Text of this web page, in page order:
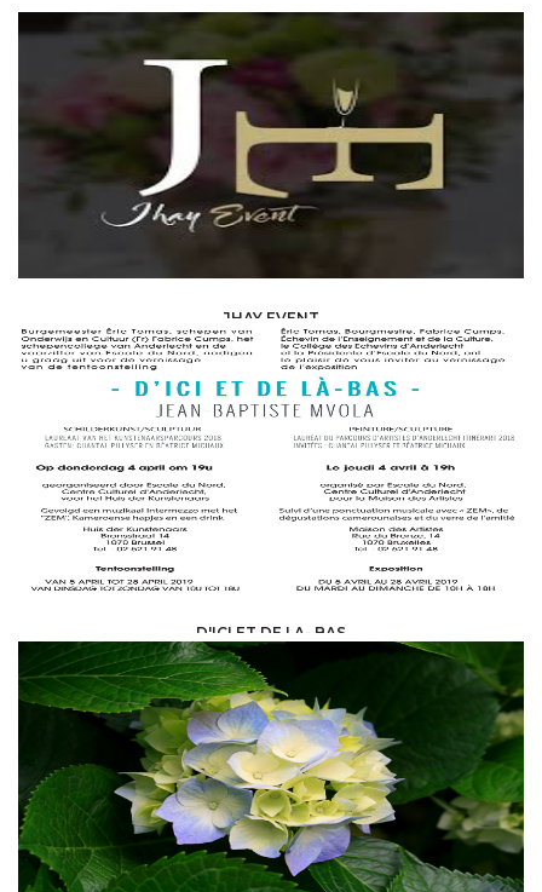
JHAY EVENT
ART AND CULTURE /ART GALLERY
D'ICI ET DE LA- BAS
ART AND CULTURE /